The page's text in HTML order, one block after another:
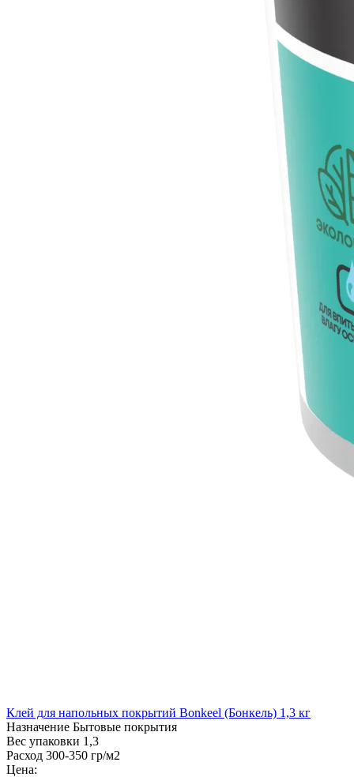
Клей для напольных покрытий Bonkeel (Бонкель) 1,3 кг
Назначение Бытовые покрытия
Вес упаковки 1,3
Расход 300-350 гр/м2
Цена: